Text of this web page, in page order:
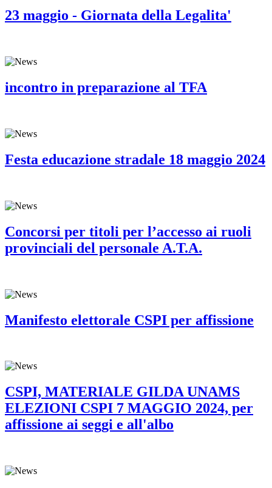
23 maggio - Giornata della Legalita'
incontro in preparazione al TFA
Festa educazione stradale 18 maggio 2024
Concorsi per titoli per l’accesso ai ruoli
provinciali del personale A.T.A.
Manifesto elettorale CSPI per affissione
CSPI, MATERIALE GILDA UNAMS
ELEZIONI CSPI 7 MAGGIO 2024, per
affissione ai seggi e all'albo